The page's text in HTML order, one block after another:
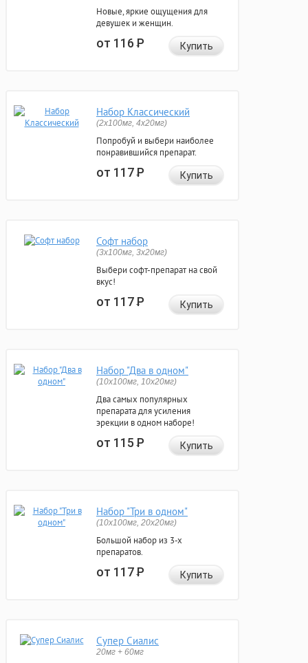
Новые, яркие ощущения для
девушек и женщин.
от 116Р Купить
Набор Классический
(2x100мг, 4x20мг)
Попробуй и выбери наиболее
понравившийся препарат.
от 117Р Купить
Софт набор
(3x100мг, 3x20мг)
Выбери софт-препарат на свой
вкус!
от 117Р Купить
Набор "Два в одном"
(10x100мг, 10x20мг)
Два самых популярных
препарата для усиления
эрекции в одном наборе!
от 115Р Купить
Набор "Три в одном"
(10x100мг, 20x20мг)
Большой набор из 3-х
препаратов.
от 117Р Купить
Супер Сиалис
20мг + 60мг